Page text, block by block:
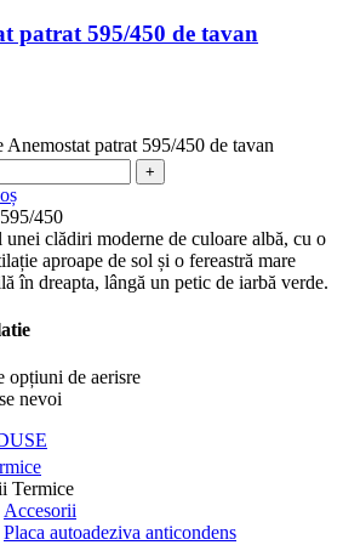
patrat 595/450 de tavan
Anemostat patrat 595/450 de tavan
450
opțiuni de aerisre
nevoi
Termice
Accesorii
Placa autoadeziva anticondens